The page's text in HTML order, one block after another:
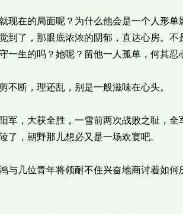
在的局面呢？为什么他会是一个人形单
到了，那眼底浓浓的阴郁，直达心房。
一生的吗？她呢？留他一人孤单，何其忍
断，理还乱，别是一般滋味在心头。
，大获全胜，一雪前两次战败之耻，全
了，朝野那儿想必又是一场欢宴吧。
几位青年将领耐不住兴奋地商讨着如何